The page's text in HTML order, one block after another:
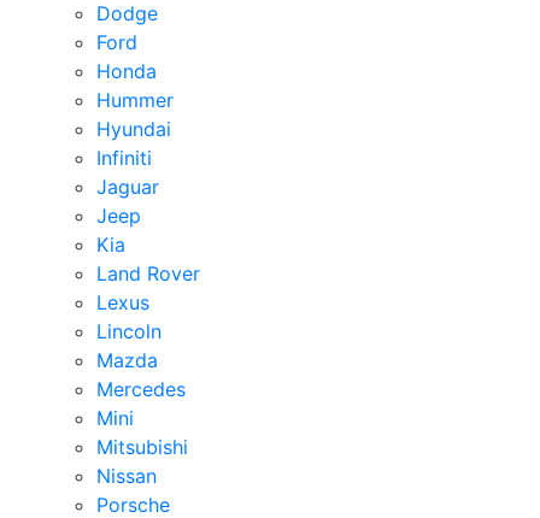
Dodge
Ford
Honda
Hummer
Hyundai
Infiniti
Jaguar
Jeep
Kia
Land Rover
Lexus
Lincoln
Mazda
Mercedes
Mini
Mitsubishi
Nissan
Porsche